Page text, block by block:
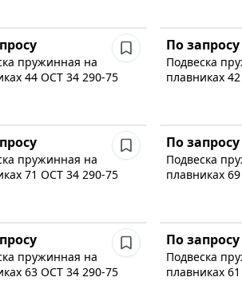
пружинная на
44 ОСТ 34 290-75
По запросу
Подвеска
плавниках
пружинная на
71 ОСТ 34 290-75
По запросу
Подвеска
плавниках
пружинная на
63 ОСТ 34 290-75
По запросу
Подвеска
плавниках